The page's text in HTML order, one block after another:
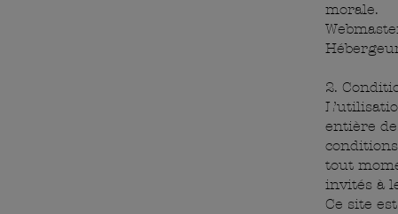
morale.
2.
entière
tout
invités à
Ce site